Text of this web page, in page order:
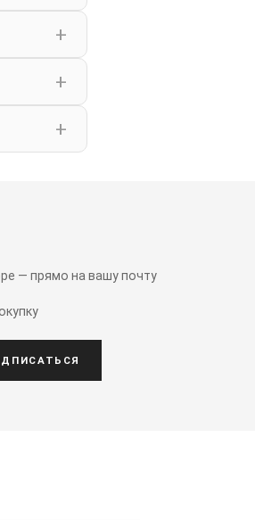
— прямо на вашу почту